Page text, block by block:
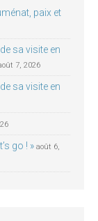
paix et
sa visite en
7, 2026
sa visite en
go ! » août 6,